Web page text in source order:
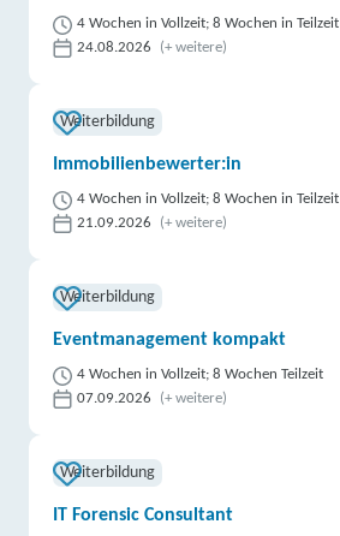
4 Wochen in Vollzeit; 8 Wochen in Teilzeit
24.08.2026
(+ weitere)
Weiterbildung
Immobilienbewerter:in
4 Wochen in Vollzeit; 8 Wochen in Teilzeit
21.09.2026
(+ weitere)
Weiterbildung
Eventmanagement kompakt
4 Wochen in Vollzeit; 8 Wochen Teilzeit
07.09.2026
(+ weitere)
Weiterbildung
IT Forensic Consultant